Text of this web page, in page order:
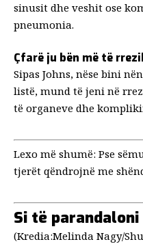
sinusit dhe veshit ose
pneumonia.
Çfarë ju bën më të
Sipas Johns, nëse bini
listë, mund të jeni në
të organeve dhe
Lexo më shumë: Pse
tjerët qëndrojnë me
Si të
(Kredia:Melinda Nagy/